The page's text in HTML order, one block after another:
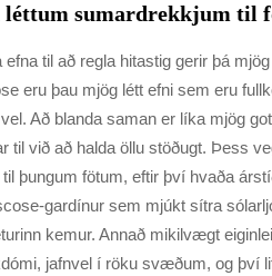
sumardrekkjum til
til að regla hitastig gerir þá
eru þau mjög létt efni sem eru
Að blanda saman er líka mjög
til við að halda öllu stöðugt. Þess
þungum fötum, eftir því hvaða
gardínur sem mjúkt sítra
kemur. Annað mikilvægt
jafnvel í röku svæðum, og því